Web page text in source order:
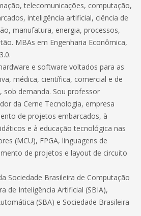
telecomunicações, computação,
inteligência artificial, ciência de
manufatura, energia, processos,
MBAs em Engenharia Econômica,
e software voltados para as
médica, científica, comercial e de
demanda. Sou professor
da Cerne Tecnologia, empresa
de projetos embarcados, à
e à educação tecnológica nas
(MCU), FPGA, linguagens de
de projetos e layout de circuito
Sociedade Brasileira de Computação
de Inteligência Artificial (SBIA),
(SBA) e Sociedade Brasileira